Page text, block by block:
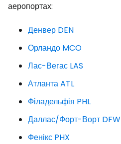
аеропортах:
Денвер DEN
Орландо MCO
Лас-Вегас LAS
Атланта ATL
Філадельфія PHL
Даллас/Форт-Ворт DFW
Фенікс PHX